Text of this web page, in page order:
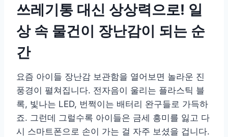
쓰레기통 대신 상상력으로! 일
상 속 물건이 장난감이 되는 순
간
요즘 아이들 장난감 보관함을 열어보면 놀라운 진
풍경이 펼쳐집니다. 전자음이 울리는 플라스틱 블
록, 빛나는 LED, 번쩍이는 배터리 완구들로 가득하
죠. 그런데 그럴수록 아이들은 금세 흥미를 잃고 다
시 스마트폰으로 손이 가는 걸 자주 보셨을 겁니다.